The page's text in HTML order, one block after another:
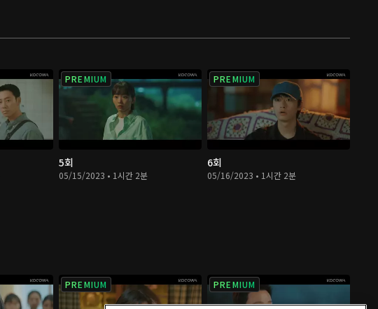
PREMIUM
5회
05/15/2023 • 1시간 2분
PREMIUM
6회
05/16/2023 • 1시간 2분
PREMIUM PREMIUM